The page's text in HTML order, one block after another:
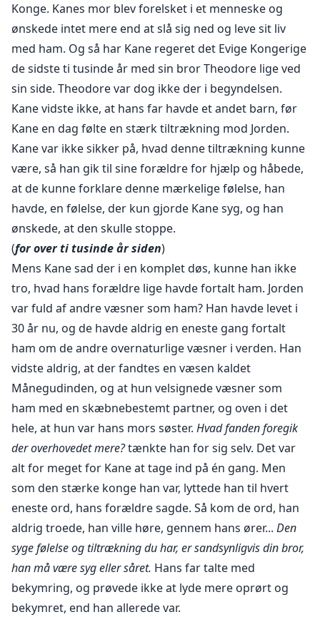
Kan Kane lykkes med at forene rigerne, samtidig med
!! Der er seksuelle scener i denne bog, så hvis du ikke
kan klare varmen, så lad være med at læse. !!
Copyright © 2024
Konge. Kanes mor blev forelsket i et menneske og
ønskede intet mere end at slå sig ned og leve sit liv
med ham. Og så har Kane regeret det Evige Kongerige
de sidste ti tusinde år med sin bror Theodore lige ved
sin side. Theodore var dog ikke der i begyndelsen.
Kane vidste ikke, at hans far havde et andet barn, før
Kane en dag følte en stærk tiltrækning mod Jorden.
Kane var ikke sikker på, hvad denne tiltrækning kunne
være, så han gik til sine forældre for hjælp og håbede,
at de kunne forklare denne mærkelige følelse, han
havde, en følelse, der kun gjorde Kane syg, og han
ønskede, at den skulle stoppe.
(for over ti tusinde år siden)
Mens Kane sad der i en komplet døs, kunne han ikke
tro, hvad hans forældre lige havde fortalt ham. Jorden
var fuld af andre væsner som ham? Han havde levet i
30 år nu, og de havde aldrig en eneste gang fortalt
ham om de andre overnaturlige væsner i verden. Han
vidste aldrig, at der fandtes en væsen kaldet
Månegudinden, og at hun velsignede væsner som
ham med en skæbnebestemt partner, og oven i det
hele, at hun var hans mors søster. Hvad fanden foregik
der overhovedet mere?tænkte han for sig selv. Det var
alt for meget for Kane at tage ind på én gang. Men
som den stærke konge han var, lyttede han til hvert
eneste ord, hans forældre sagde. Så kom de ord, han
aldrig troede, han ville høre, gennem hans ører... Den
syge følelse og tiltrækning du har, er sandsynligvis din bror,
han må være syg eller såret. Hans far talte med
bekymring, og prøvede ikke at lyde mere oprørt og
bekymret, end han allerede var.